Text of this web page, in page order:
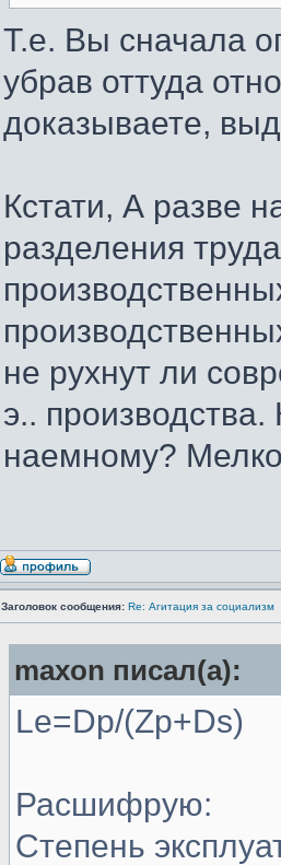
Т.е. Вы сначала
убрав оттуда
доказываете,
Кстати, А разве
разделения
не рухнут ли
э..
наемному?
Заголовок сообщения: Re: Агитация за социализм
maxon писал(а):
Le=Dp/(Zp+Ds)
Расшифрую:
Степень